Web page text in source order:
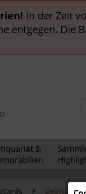
In der Zeit
entgegen. Die
&
Deutsche